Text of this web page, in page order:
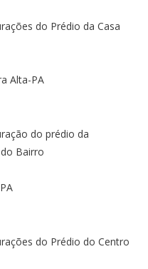
do Prédio da Casa
Alta-PA
do prédio da
Bairro
do Prédio do Centro